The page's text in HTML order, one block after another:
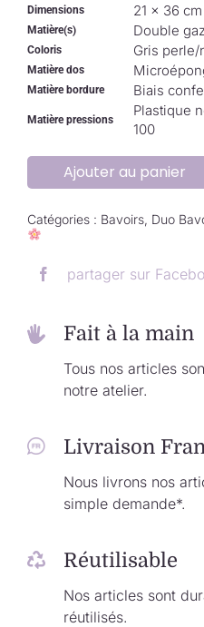
Dimensions 21 × 36 cm
Matière(s) Double
Coloris Gris perle/
Matière dos
Matière bordure Biais
Matière pressions
Plastique
100
Ajouter au panier
Catégories : Bavoirs, Duo
partager sur
Fait à la main
Tous nos articles
notre atelier.
Livraison
Nous livrons nos
simple demande*.
Réutilisable
Nos articles sont
réutilisés.